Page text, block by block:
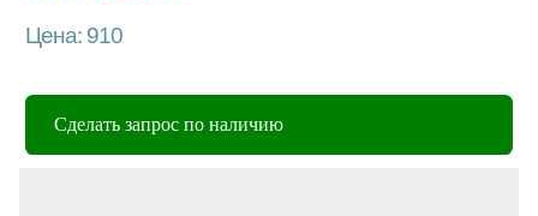
Цена: 910
Сделать запрос по наличию